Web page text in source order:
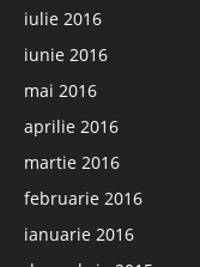
iulie 2016
iunie 2016
mai 2016
aprilie 2016
martie 2016
februarie 2016
ianuarie 2016